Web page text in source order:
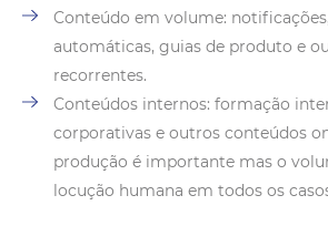
Conteúdo em volume:
automáticas, guias de produto e
recorrentes.
Conteúdos internos: formação
corporativas e outros conteúdos
produção é importante mas o
locução humana em todos os